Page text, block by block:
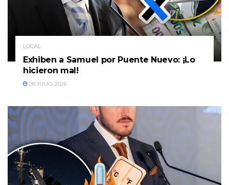
LOCAL
Exhiben a Samuel por Puente Nuevo: ¡Lo
hicieron mal!
28 JULIO, 2026